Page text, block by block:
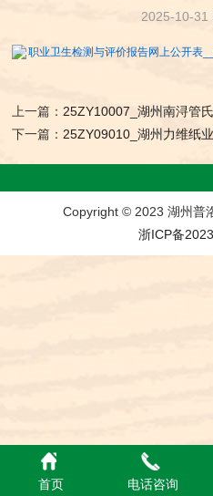
2025-10-31
职业卫生检测与评价报告网上公开表
上一篇：25ZY10007_湖州南浔管氏塑业有限公司_职业卫生检测
下一篇：25ZY09010_湖州力维纸业科技股份有限公司_职业卫生检测
Copyright © 2023 湖州普
浙ICP备
首页 电话咨询